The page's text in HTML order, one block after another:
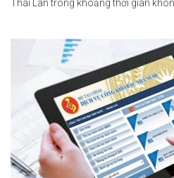
Thái Lan trong khoảng thời gian